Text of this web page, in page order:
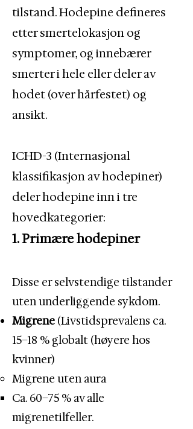
tilstand. Hodepine defineres
etter smertelokasjon og
symptomer, og innebærer
smerter i hele eller deler av
hodet (over hårfestet) og
ansikt.
ICHD-3 (Internasjonal
klassifikasjon av hodepiner)
deler hodepine inn i tre
hovedkategorier:​
1. Primære hodepiner
Disse er selvstendige tilstander
uten underliggende sykdom.​
Migrene (Livstidsprevalens ca.
15–18 % globalt (høyere hos
kvinner)
Migrene uten aura
Ca. 60–75 % av alle
migrenetilfeller. ​